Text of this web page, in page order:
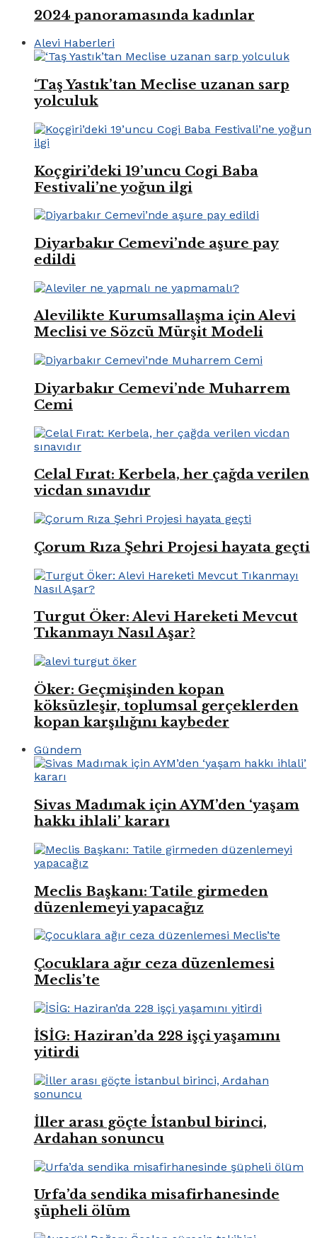
2024 panoramasında kadınlar
Alevi Haberleri
‘Taş Yastık’tan Meclise uzanan sarp
yolculuk
Koçgiri’deki 19’uncu Cogi Baba
Festivali’ne yoğun ilgi
Diyarbakır Cemevi’nde aşure pay
edildi
Alevilikte Kurumsallaşma için Alevi
Meclisi ve Sözcü Mürşit Modeli
Diyarbakır Cemevi’nde Muharrem
Cemi
Celal Fırat: Kerbela, her çağda verilen
vicdan sınavıdır
Çorum Rıza Şehri Projesi hayata geçti
Turgut Öker: Alevi Hareketi Mevcut
Tıkanmayı Nasıl Aşar?
Öker: Geçmişinden kopan
köksüzleşir, toplumsal gerçeklerden
kopan karşılığını kaybeder
Gündem
Sivas Madımak için AYM’den ‘yaşam
hakkı ihlali’ kararı
Meclis Başkanı: Tatile girmeden
düzenlemeyi yapacağız
Çocuklara ağır ceza düzenlemesi
Meclis’te
İSİG: Haziran’da 228 işçi yaşamını
yitirdi
İller arası göçte İstanbul birinci,
Ardahan sonuncu
Urfa’da sendika misafirhanesinde
şüpheli ölüm